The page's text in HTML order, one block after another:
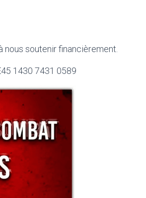
nous soutenir financièrement.
1430 7431 0589